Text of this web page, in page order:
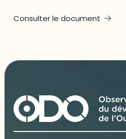
Consulter le document